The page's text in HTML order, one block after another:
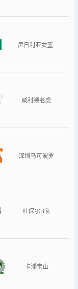
尼日利亚女篮
威利顿老虎
深圳马可波罗
杜保尔B队
卡潘宝山